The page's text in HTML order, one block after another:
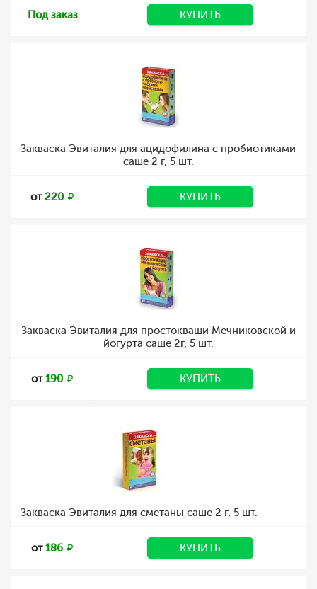
Под заказ КУПИТЬ
Закваска Эвиталия для ацидофилина с пробиотиками
саше 2 г, 5 шт.
от220 КУПИТЬ
Закваска Эвиталия для простокваши Мечниковской и
йогурта саше 2г, 5 шт.
от190 КУПИТЬ
Закваска Эвиталия для сметаны саше 2 г, 5 шт.
от186 КУПИТЬ